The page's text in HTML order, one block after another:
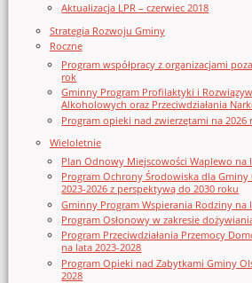
Aktualizacja LPR – czerwiec 2018
Strategia Rozwoju Gminy
Roczne
Program współpracy z organizacjami
rok
Gminny Program Profilaktyki i
Alkoholowych oraz Przeciwdziałania
Program opieki nad zwierzętami na 2026
Wieloletnie
Plan Odnowy Miejscowości Waplewo na
Program Ochrony Środowiska dla
2023-2026 z perspektywą do 2030 roku
Gminny Program Wspierania Rodziny na
Program Osłonowy w zakresie
Program Przeciwdziałania Przemocy
na lata 2023-2028
Program Opieki nad Zabytkami Gminy
2028